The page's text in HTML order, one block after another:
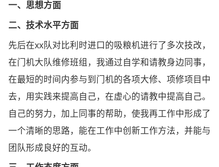
一、思想方面
二、技术水平方面
先后在xx队对比利时进口的吸粮机进行了多次技改，
在门机大队维修班组，我通过自学和请教身边同事，
在最短的时间内参与到门机的各项大修、项修项目中
去，用实践来提高自己，在虚心的请教中提高自己。
自己的努力，加上同事的帮助，使我再工作中形成了
一个清晰的思路，能在工作中创新工作方法，并能与
团队形成良好的互动。